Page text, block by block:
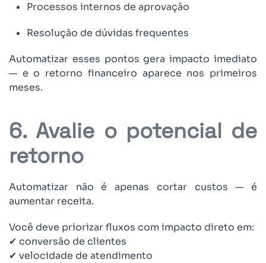
Processos internos de aprovação
Resolução de dúvidas frequentes
Automatizar esses pontos gera impacto imediato
— e o retorno financeiro aparece nos primeiros
meses.
6. Avalie o potencial de
retorno
Automatizar não é apenas cortar custos — é
aumentar receita.
Você deve priorizar fluxos com impacto direto em:
✔ conversão de clientes
✔ velocidade de atendimento